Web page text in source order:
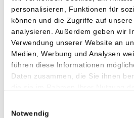
personalisieren, Funktionen für
können und die Zugriffe auf unsere
analysieren. Außerdem geben wir
Verwendung unserer Website an
Medien, Werbung und Analysen
führen diese Informationen
Daten zusammen, die Sie ihnen
Notwendig
Die Bitcoin-Dominanz behauptet sich
TradingView
Nun erholt sich der BTC-Anteil
daher wieder etwas besser